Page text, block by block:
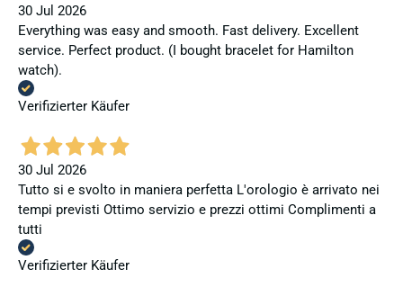
30 Jul 2026
Everything was easy and smooth. Fast delivery. Excellent
service. Perfect product. (I bought bracelet for Hamilton
watch).
Verifizierter Käufer
30 Jul 2026
Tutto si e svolto in maniera perfetta L'orologio è arrivato nei
tempi previsti Ottimo servizio e prezzi ottimi Complimenti a
tutti
Verifizierter Käufer